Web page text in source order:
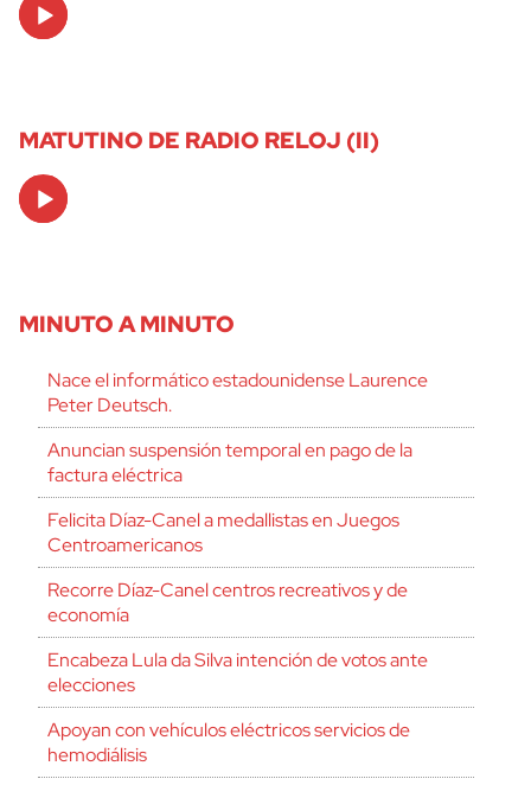
Player
MATUTINO DE RADIO RELOJ (II)
Audio
Player
MINUTO A MINUTO
Nace el informático estadounidense Laurence
Peter Deutsch.
Anuncian suspensión temporal en pago de la
factura eléctrica
Felicita Díaz-Canel a medallistas en Juegos
Centroamericanos
Recorre Díaz-Canel centros recreativos y de
economía
Encabeza Lula da Silva intención de votos ante
elecciones
Apoyan con vehículos eléctricos servicios de
hemodiálisis